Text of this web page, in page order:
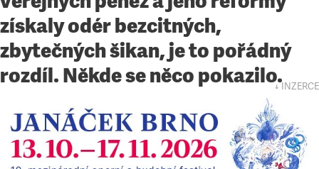
získaly odér bezcitných,
zbytečných šikan, je to pořádný
rozdíl. Někde se něco pokazilo.↓ INZERCE